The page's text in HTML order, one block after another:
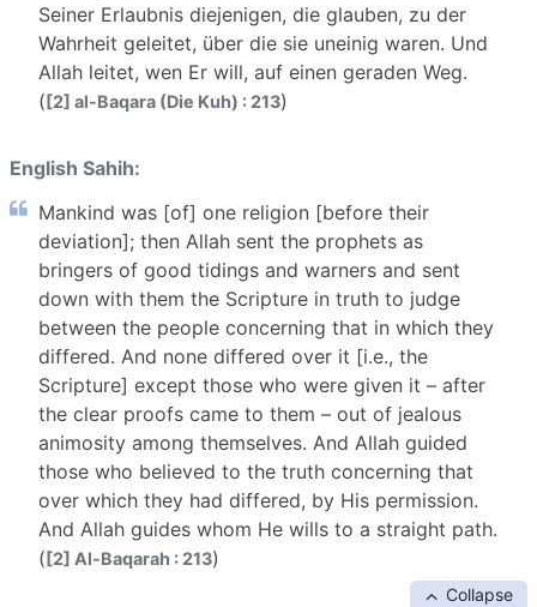
Seiner Erlaubnis diejenigen, die glauben, zu der
Wahrheit geleitet, über die sie uneinig waren. Und
Allah leitet, wen Er will, auf einen geraden Weg.
([2] al-Baqara (Die Kuh) : 213)
English Sahih:
Mankind was [of] one religion [before their
deviation]; then Allah sent the prophets as
bringers of good tidings and warners and sent
down with them the Scripture in truth to judge
between the people concerning that in which they
differed. And none differed over it [i.e., the
Scripture] except those who were given it – after
the clear proofs came to them – out of jealous
animosity among themselves. And Allah guided
those who believed to the truth concerning that
over which they had differed, by His permission.
And Allah guides whom He wills to a straight path.
( [2] Al-Baqarah : 213)
Collapse